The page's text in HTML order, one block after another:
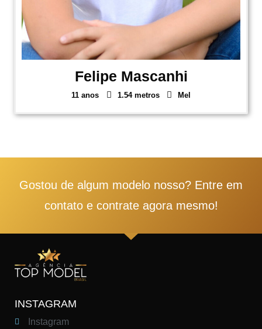
Felipe Mascanhi
11 anos 1.54 metros Mel
Gostou de algum modelo nosso? Entre em
contato e contrate agora mesmo!
INSTAGRAM
Instagram